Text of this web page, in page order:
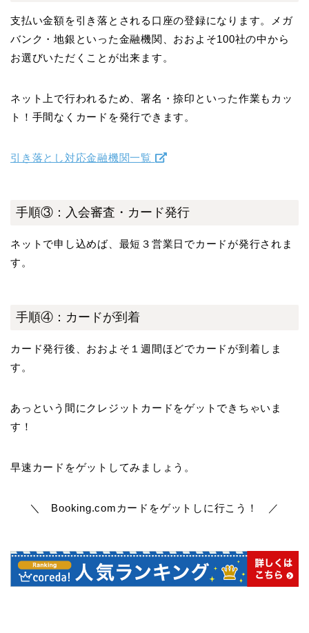
支払い金額を引き落とされる口座の登録になります。メガ
バンク・地銀といった金融機関、おおよそ100社の中から
お選びいただくことが出来ます。
ネット上で行われるため、署名・捺印といった作業もカッ
ト！手間なくカードを発行できます。
引き落とし対応金融機関一覧
手順③：入会審査・カード発行
ネットで申し込めば、最短３営業日でカードが発行されま
す。
手順④：カードが到着
カード発行後、おおよそ１週間ほどでカードが到着しま
す。
あっという間にクレジットカードをゲットできちゃいま
す！
早速カードをゲットしてみましょう。
＼ Booking.comカードをゲットしに行こう！ ／